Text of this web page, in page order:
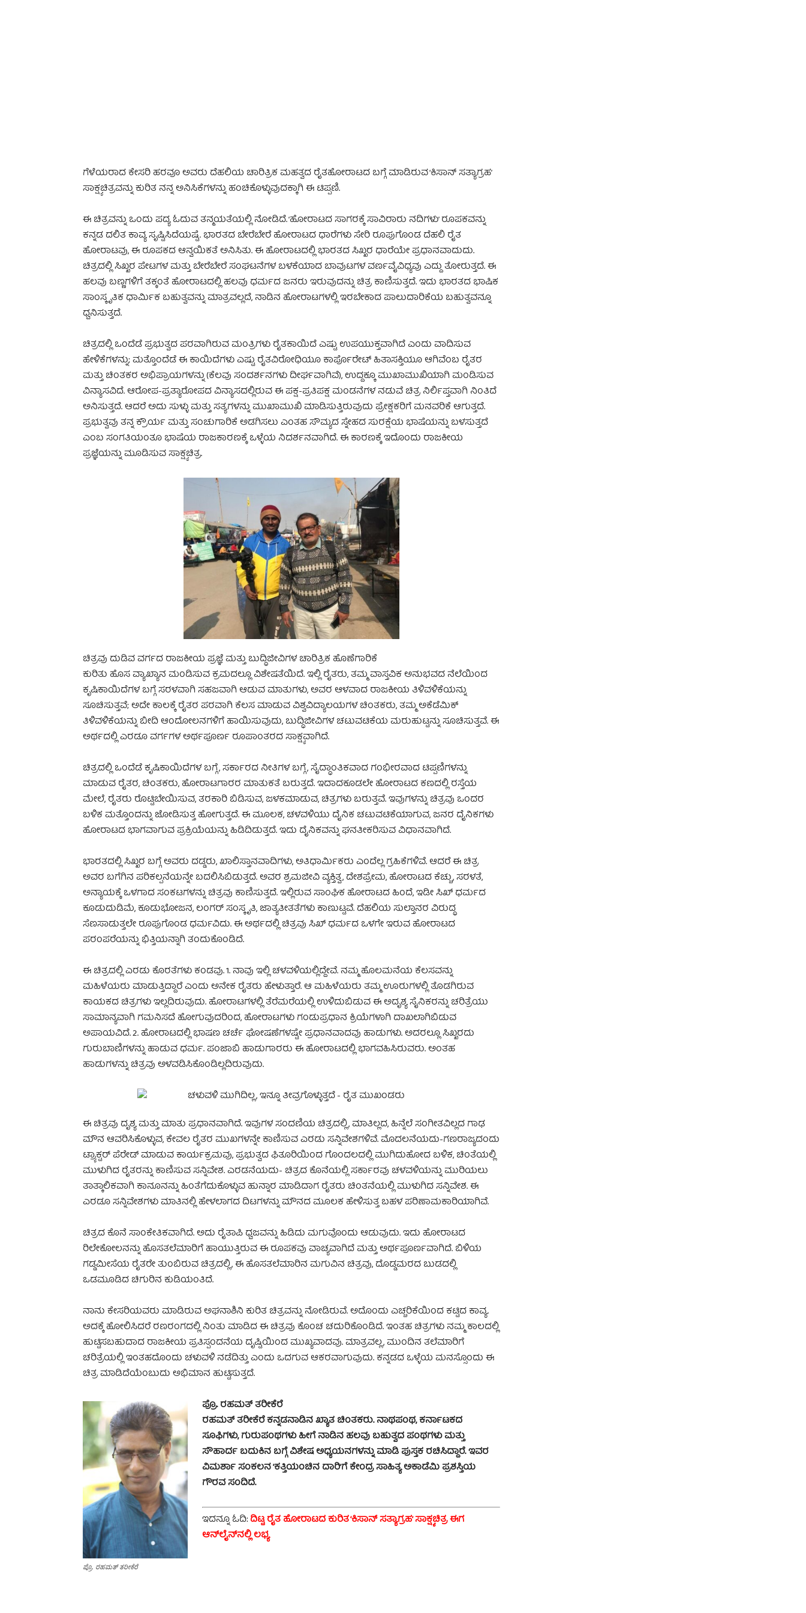
ಗೆಳೆಯರಾದ ಕೇಸರಿ ಹರವೂ ಅವರು ದೆಹಲಿಯ ಚಾರಿತ್ರಿಕ ಮಹತ್ವದ ರೈತಹೋರಾಟದ ಬಗ್ಗೆ ಮಾಡಿರುವ ‘ಕಿಸಾನ್ ಸತ್ಯಾಗ್ರಹ’
ಸಾಕ್ಷ್ಯಚಿತ್ರವನ್ನು ಕುರಿತ ನನ್ನ ಅನಿಸಿಕೆಗಳನ್ನು ಹಂಚಿಕೊಳ್ಳುವುದಕ್ಕಾಗಿ ಈ ಟಿಪ್ಪಣಿ.
ಈ ಚಿತ್ರವನ್ನು ಒಂದು ಪದ್ಯ ಓದುವ ತನ್ಮಯತೆಯಲ್ಲಿ ನೋಡಿದೆ. ‘ಹೋರಾಟದ ಸಾಗರಕ್ಕೆ ಸಾವಿರಾರು ನದಿಗಳು’ ರೂಪಕವನ್ನು
ಕನ್ನಡ ದಲಿತ ಕಾವ್ಯ ಸೃಷ್ಟಿಸಿದೆಯಷ್ಟೆ. ಭಾರತದ ಬೇರೆಬೇರೆ ಹೋರಾಟದ ಧಾರೆಗಳು ಸೇರಿ ರೂಪುಗೊಂಡ ದೆಹಲಿ ರೈತ
ಹೋರಾಟವು, ಈ ರೂಪಕದ ಆನ್ವಯಿಕತೆ ಅನಿಸಿತು. ಈ ಹೋರಾಟದಲ್ಲಿ ಭಾರತದ ಸಿಖ್ಖರ ಧಾರೆಯೇ ಪ್ರಧಾನವಾದುದು.
ಚಿತ್ರದಲ್ಲಿ ಸಿಖ್ಖರ ಪೇಟಗಳ ಮತ್ತು ಬೇರೆಬೇರೆ ಸಂಘಟನೆಗಳ ಬಳಕೆಯಾದ ಬಾವುಟಗಳ ವರ್ಣವೈವಿಧ್ಯವು ಎದ್ದು ತೋರುತ್ತದೆ. ಈ
ಹಲವು ಬಣ್ಣಗಳಿಗೆ ತಕ್ಕಂತೆ ಹೋರಾಟದಲ್ಲಿ ಹಲವು ಧರ್ಮದ ಜನರು ಇರುವುದನ್ನು ಚಿತ್ರ ಕಾಣಿಸುತ್ತದೆ. ಇದು ಭಾರತದ ಭಾಷಿಕ
ಸಾಂಸ್ಕೃತಿಕ ಧಾರ್ಮಿಕ ಬಹುತ್ವವನ್ನು ಮಾತ್ರವಲ್ಲದೆ, ನಾಡಿನ ಹೋರಾಟಗಳಲ್ಲಿ ಇರಬೇಕಾದ ಪಾಲುದಾರಿಕೆಯ ಬಹುತ್ವವನ್ನೂ
ಧ್ವನಿಸುತ್ತದೆ.
ಚಿತ್ರದಲ್ಲಿ ಒಂದೆಡೆ ಪ್ರಭುತ್ವದ ಪರವಾಗಿರುವ ಮಂತ್ರಿಗಳು ರೈತಕಾಯಿದೆ ಎಷ್ಟು ಉಪಯುಕ್ತವಾಗಿದೆ ಎಂದು ವಾದಿಸುವ
ಹೇಳಿಕೆಗಳನ್ನು; ಮತ್ತೊಂದೆಡೆ ಈ ಕಾಯಿದೆಗಳು ಎಷ್ಟು ರೈತವಿರೋಧಿಯೂ ಕಾರ್ಪೊರೇಟ್ ಹಿತಾಸಕ್ತಿಯೂ ಆಗಿವೆಂಬ ರೈತರ
ಮತ್ತು ಚಿಂತಕರ ಅಭಿಪ್ರಾಯಗಳನ್ನು (ಕೆಲವು ಸಂದರ್ಶನಗಳು ದೀರ್ಘವಾಗಿವೆ), ಉದ್ದಕ್ಕೂ ಮುಖಾಮುಖಿಯಾಗಿ ಮಂಡಿಸುವ
ವಿನ್ಯಾಸವಿದೆ. ಆರೋಪ-ಪ್ರತ್ಯಾರೋಪದ ವಿನ್ಯಾಸದಲ್ಲಿರುವ ಈ ಪಕ್ಷ-ಪ್ರತಿಪಕ್ಷ ಮಂಡನೆಗಳ ನಡುವೆ ಚಿತ್ರ ನಿರ್ಲಿಪ್ತವಾಗಿ ನಿಂತಿದೆ
ಅನಿಸುತ್ತದೆ. ಆದರೆ ಅದು ಸುಳ್ಳು ಮತ್ತು ಸತ್ಯಗಳನ್ನು ಮುಖಾಮುಖಿ ಮಾಡಿಸುತ್ತಿರುವುದು ಪ್ರೇಕ್ಷಕರಿಗೆ ಮನವರಿಕೆ ಆಗುತ್ತದೆ.
ಪ್ರಭುತ್ವವು ತನ್ನ ಕ್ರೌರ್ಯ ಮತ್ತು ಸಂಚುಗಾರಿಕೆ ಅಡಗಿಸಲು ಎಂತಹ ಸೌಮ್ಯದ ಸ್ನೇಹದ ಸುರಕ್ಷೆಯ ಭಾಷೆಯನ್ನು ಬಳಸುತ್ತದೆ
ಎಂಬ ಸಂಗತಿಯಂತೂ ಭಾಷೆಯ ರಾಜಕಾರಣಕ್ಕೆ ಒಳ್ಳೆಯ ನಿದರ್ಶನವಾಗಿದೆ. ಈ ಕಾರಣಕ್ಕೆ ಇದೊಂದು ರಾಜಕೀಯ
ಪ್ರಜ್ಞೆಯನ್ನು ಮೂಡಿಸುವ ಸಾಕ್ಷ್ಯಚಿತ್ರ.
ಚಿತ್ರವು ದುಡಿವ ವರ್ಗದ ರಾಜಕೀಯ ಪ್ರಜ್ಞೆ ಮತ್ತು ಬುದ್ಧಿಜೀವಿಗಳ ಚಾರಿತ್ರಿಕ ಹೊಣೆಗಾರಿಕೆ
ಕುರಿತು ಹೊಸ ವ್ಯಾಖ್ಯಾನ ಮಂಡಿಸುವ ಕ್ರಮದಲ್ಲೂ ವಿಶೇಷತೆಯಿದೆ. ಇಲ್ಲಿ ರೈತರು, ತಮ್ಮ ವಾಸ್ತವಿಕ ಅನುಭವದ ನೆಲೆಯಿಂದ
ಕೃಷಿಕಾಯಿದೆಗಳ ಬಗ್ಗೆ ಸರಳವಾಗಿ ಸಹಜವಾಗಿ ಆಡುವ ಮಾತುಗಳು, ಅವರ ಆಳವಾದ ರಾಜಕೀಯ ತಿಳಿವಳಿಕೆಯನ್ನು
ಸೂಚಿಸುತ್ತವೆ; ಅದೇ ಕಾಲಕ್ಕೆ ರೈತರ ಪರವಾಗಿ ಕೆಲಸ ಮಾಡುವ ವಿಶ್ವವಿದ್ಯಾಲಯಗಳ ಚಿಂತಕರು, ತಮ್ಮ ಅಕೆಡೆಮಿಕ್
ತಿಳಿವಳಿಕೆಯನ್ನು ಬೀದಿ ಆಂದೋಲನಗಳಿಗೆ ಹಾಯಿಸುವುದು, ಬುದ್ಧಿಜೀವಿಗಳ ಚಟುವಟಿಕೆಯ ಮರುಹುಟ್ಟನ್ನು ಸೂಚಿಸುತ್ತವೆ. ಈ
ಅರ್ಥದಲ್ಲಿ ಎರಡೂ ವರ್ಗಗಳ ಅರ್ಥಪೂರ್ಣ ರೂಪಾಂತರದ ಸಾಕ್ಷ್ಯವಾಗಿದೆ.
ಚಿತ್ರದಲ್ಲಿ ಒಂದೆಡೆ ಕೃಷಿಕಾಯಿದೆಗಳ ಬಗ್ಗೆ, ಸರ್ಕಾರದ ನೀತಿಗಳ ಬಗ್ಗೆ, ಸೈದ್ಧಾಂತಿಕವಾದ ಗಂಭೀರವಾದ ಟಿಪ್ಪಣಿಗಳನ್ನು
ಮಾಡುವ ರೈತರ, ಚಿಂತಕರು, ಹೋರಾಟಗಾರರ ಮಾತುಕತೆ ಬರುತ್ತದೆ. ಇದಾದಕೂಡಲೇ ಹೋರಾಟದ ಕಣದಲ್ಲಿ ರಸ್ತೆಯ
ಮೇಲೆ, ರೈತರು ರೊಟ್ಟಿಬೇಯಿಸುವ, ತರಕಾರಿ ಬಿಡಿಸುವ, ಜಳಕಮಾಡುವ, ಚಿತ್ರಗಳು ಬರುತ್ತವೆ. ಇವುಗಳನ್ನು ಚಿತ್ರವು ಒಂದರ
ಬಳಿಕ ಮತ್ತೊಂದನ್ನು ಜೋಡಿಸುತ್ತ ಹೋಗುತ್ತದೆ. ಈ ಮೂಲಕ, ಚಳವಳಿಯು ದೈನಿಕ ಚಟುವಟಿಕೆಯಾಗುವ, ಜನರ ದೈನಿಕಗಳು
ಹೋರಾಟದ ಭಾಗವಾಗುವ ಪ್ರಕ್ರಿಯೆಯನ್ನು ಹಿಡಿದಿಡುತ್ತದೆ. ಇದು ದೈನಿಕವನ್ನು ಘನತೀಕರಿಸುವ ವಿಧಾನವಾಗಿದೆ.
ಭಾರತದಲ್ಲಿ ಸಿಖ್ಖರ ಬಗ್ಗೆ ಅವರು ದಡ್ಡರು, ಖಾಲಿಸ್ತಾನವಾದಿಗಳು, ಅತಿಧಾರ್ಮಿಕರು ಎಂದೆಲ್ಲ ಗ್ರಹಿಕೆಗಳಿವೆ. ಆದರೆ ಈ ಚಿತ್ರ
ಅವರ ಬಗೆಗಿನ ಪರಿಕಲ್ಪನೆಯನ್ನೇ ಬದಲಿಸಿಬಿಡುತ್ತದೆ. ಅವರ ಶ್ರಮಜೀವಿ ವ್ಯಕ್ತಿತ್ವ, ದೇಶಪ್ರೇಮ, ಹೋರಾಟದ ಕೆಚ್ಚು, ಸರಳತೆ,
ಅನ್ಯಾಯಕ್ಕೆ ಒಳಗಾದ ಸಂಕಟಗಳನ್ನು ಚಿತ್ರವು ಕಾಣಿಸುತ್ತದೆ. ಇಲ್ಲಿರುವ ಸಾಂಘಿಕ ಹೋರಾಟದ ಹಿಂದೆ, ಇಡೀ ಸಿಖ್ ಧರ್ಮದ
ಕೂಡುದುಡಿಮೆ, ಕೂಡುಭೋಜನ, ಲಂಗರ್ ಸಂಸ್ಕೃತಿ, ಜಾತ್ಯತೀತತೆಗಳು ಕಾಣುಟ್ಟವೆ. ದೆಹಲಿಯ ಸುಲ್ತಾನರ ವಿರುದ್ಧ
ಸೆಣಸಾಡುತ್ತಲೇ ರೂಪುಗೊಂಡ ಧರ್ಮವಿದು. ಈ ಅರ್ಥದಲ್ಲಿ ಚಿತ್ರವು ಸಿಖ್ ಧರ್ಮದ ಒಳಗೇ ಇರುವ ಹೋರಾಟದ
ಪರಂಪರೆಯನ್ನು ಭಿತ್ತಿಯನ್ನಾಗಿ ತಂದುಕೊಂಡಿದೆ.
ಈ ಚಿತ್ರದಲ್ಲಿ ಎರಡು ಕೊರತೆಗಳು ಕಂಡವು. 1. ನಾವು ಇಲ್ಲಿ ಚಳವಳಿಯಲ್ಲಿದ್ದೇವೆ. ನಮ್ಮ ಹೊಲಮನೆಯ ಕೆಲಸವನ್ನು
ಮಹಿಳೆಯರು ಮಾಡುತ್ತಿದ್ದಾರೆ ಎಂದು ಅನೇಕ ರೈತರು ಹೇಳುತ್ತಾರೆ. ಆ ಮಹಿಳೆಯರು ತಮ್ಮ ಊರುಗಳಲ್ಲಿ ತೊಡಗಿರುವ
ಕಾಯಕದ ಚಿತ್ರಗಳು ಇಲ್ಲದಿರುವುದು. ಹೋರಾಟಗಳಲ್ಲಿ ತೆರೆಮರೆಯಲ್ಲಿ ಉಳಿದುಬಿಡುವ ಈ ಅದೃಶ್ಯ ಸೈನಿಕರನ್ನು ಚರಿತ್ರೆಯು
ಸಾಮಾನ್ಯವಾಗಿ ಗಮನಿಸದೆ ಹೋಗುವುದರಿಂದ, ಹೋರಾಟಗಳು ಗಂಡುಪ್ರಧಾನ ಕ್ರಿಯೆಗಳಾಗಿ ದಾಖಲಾಗಿಬಿಡುವ
ಅಪಾಯವಿದೆ. 2. ಹೋರಾಟದಲ್ಲಿ ಭಾಷಣ ಚರ್ಚೆ ಘೋಷಣೆಗಳಷ್ಟೇ ಪ್ರಧಾನವಾದವು ಹಾಡುಗಳು. ಅದರಲ್ಲೂ ಸಿಖ್ಖರದು
ಗುರುಬಾಣಿಗಳನ್ನು ಹಾಡುವ ಧರ್ಮ. ಪಂಜಾಬಿ ಹಾಡುಗಾರರು ಈ ಹೋರಾಟದಲ್ಲಿ ಭಾಗವಹಿಸಿರುವರು. ಅಂತಹ
ಹಾಡುಗಳನ್ನು ಚಿತ್ರವು ಅಳವಡಿಸಿಕೊಂಡಿಲ್ಲದಿರುವುದು.
ಈ ಚಿತ್ರವು ದೃಶ್ಯ ಮತ್ತು ಮಾತು ಪ್ರಧಾನವಾಗಿದೆ. ಇವುಗಳ ಸಂದಣಿಯ ಚಿತ್ರದಲ್ಲಿ, ಮಾತಿಲ್ಲದ, ಹಿನ್ನೆಲೆ ಸಂಗೀತವಿಲ್ಲದ ಗಾಢ
ಮೌನ ಆವರಿಸಿಕೊಳ್ಳುವ, ಕೇವಲ ರೈತರ ಮುಖಗಳನ್ನೇ ಕಾಣಿಸುವ ಎರಡು ಸನ್ನಿವೇಶಗಳಿವೆ. ಮೊದಲನೆಯದು-ಗಣರಾಜ್ಯದಂದು
ಟ್ರ್ಯಾಕ್ಟರ್ ಪೆರೇಡ್ ಮಾಡುವ ಕಾರ್ಯಕ್ರಮವು, ಪ್ರಭುತ್ವದ ಫಿತೂರಿಯಿಂದ ಗೊಂದಲದಲ್ಲಿ ಮುಗಿದುಹೋದ ಬಳಿಕ, ಚಿಂತೆಯಲ್ಲಿ
ಮುಳುಗಿದ ರೈತರನ್ನು ಕಾಣಿಸುವ ಸನ್ನಿವೇಶ. ಎರಡನೆಯದು- ಚಿತ್ರದ ಕೊನೆಯಲ್ಲಿ ಸರ್ಕಾರವು ಚಳವಳಿಯನ್ನು ಮುರಿಯಲು
ತಾತ್ಕಾಲಿಕವಾಗಿ ಕಾನೂನನ್ನು ಹಿಂತೆಗೆದುಕೊಳ್ಳುವ ಹುನ್ನಾರ ಮಾಡಿದಾಗ ರೈತರು ಚಿಂತನೆಯಲ್ಲಿ ಮುಳುಗಿದ ಸನ್ನಿವೇಶ. ಈ
ಎರಡೂ ಸನ್ನಿವೇಶಗಳು ಮಾತಿನಲ್ಲಿ ಹೇಳಲಾಗದ ದಿಟಗಳನ್ನು ಮೌನದ ಮೂಲಕ ಹೇಳಿಸುತ್ತ ಬಹಳ ಪರಿಣಾಮಕಾರಿಯಾಗಿವೆ.
ಚಿತ್ರದ ಕೊನೆ ಸಾಂಕೇತಿಕವಾಗಿದೆ. ಅದು ರೈತಾಪಿ ಧ್ವಜವನ್ನು ಹಿಡಿದು ಮಗುವೊಂದು ಆಡುವುದು. ಇದು ಹೋರಾಟದ
ರಿಲೇಕೋಲನನ್ನು ಹೊಸತಲೆಮಾರಿಗೆ ಹಾಯುತ್ತಿರುವ ಈ ರೂಪಕವು ವಾಚ್ಯವಾಗಿದೆ ಮತ್ತು ಅರ್ಥಪೂರ್ಣವಾಗಿದೆ. ಬಿಳಿಯ
ಗಡ್ಡಮೀಸೆಯ ರೈತರೇ ತುಂಬಿರುವ ಚಿತ್ರದಲ್ಲಿ, ಈ ಹೊಸತಲೆಮಾರಿನ ಮಗುವಿನ ಚಿತ್ರವು, ದೊಡ್ಡಮರದ ಬುಡದಲ್ಲಿ
ಒಡಮೂಡಿದ ಚಿಗುರಿನ ಕುಡಿಯಂತಿದೆ.
ನಾನು ಕೇಸರಿಯವರು ಮಾಡಿರುವ ಅಘನಾಶಿನಿ ಕುರಿತ ಚಿತ್ರವನ್ನು ನೋಡಿರುವೆ. ಅದೊಂದು ಎಚ್ಚರಿಕೆಯಿಂದ ಕಟ್ಟಿದ ಕಾವ್ಯ.
ಅದಕ್ಕೆ ಹೋಲಿಸಿದರೆ ರಣರಂಗದಲ್ಲಿ ನಿಂತು ಮಾಡಿದ ಈ ಚಿತ್ರವು ಕೊಂಚ ಚದುರಿಕೊಂಡಿದೆ. ಇಂತಹ ಚಿತ್ರಗಳು ನಮ್ಮ ಕಾಲದಲ್ಲಿ
ಹುಟ್ಟಿಸಬಹುದಾದ ರಾಜಕೀಯ ಪ್ರತಿಸ್ಪಂದನೆಯ ದೃಷ್ಟಿಯಿಂದ ಮುಖ್ಯವಾದವು. ಮಾತ್ರವಲ್ಲ, ಮುಂದಿನ ತಲೆಮಾರಿಗೆ
ಚರಿತ್ರೆಯಲ್ಲಿ ಇಂತಹದೊಂದು ಚಳುವಳಿ ನಡೆದಿತ್ತು ಎಂದು ಒದಗುವ ಆಕರವಾಗುವುದು. ಕನ್ನಡದ ಒಳ್ಳೆಯ ಮನಸ್ಸೊಂದು ಈ
ಚಿತ್ರ ಮಾಡಿದೆಯೆಂಬುದು ಅಭಿಮಾನ ಹುಟ್ಟಿಸುತ್ತದೆ.
ಪ್ರೊ. ರಹಮತ್ ತರೀಕೆರೆ
ಪ್ರೊ. ರಹಮತ್ ತರೀಕೆರೆ
ರಹಮತ್ ತರೀಕೆರೆ ಕನ್ನಡನಾಡಿನ ಖ್ಯಾತ ಚಿಂತಕರು. ನಾಥಪಂಥ, ಕರ್ನಾಟಕದ
ಸೂಫಿಗಳು, ಗುರುಪಂಥಗಳು ಹೀಗೆ ನಾಡಿನ ಹಲವು ಬಹುತ್ವದ ಪಂಥಗಳು ಮತ್ತು
ಸೌಹಾರ್ದ ಬದುಕಿನ ಬಗ್ಗೆ ವಿಶೇಷ ಅಧ್ಯಯನಗಳನ್ನು ಮಾಡಿ ಪುಸ್ತಕ ರಚಿಸಿದ್ದಾರೆ. ಇವರ
ವಿಮರ್ಶಾ ಸಂಕಲನ ’ಕತ್ತಿಯಂಚಿನ ದಾರಿ’ಗೆ ಕೇಂದ್ರ ಸಾಹಿತ್ಯ ಅಕಾಡೆಮಿ ಪ್ರಶಸ್ತಿಯ
ಗೌರವ ಸಂದಿದೆ.
ಇದನ್ನೂ ಓದಿ:ದಿಟ್ಟ ರೈತ ಹೋರಾಟದ ಕುರಿತ ‘ಕಿಸಾನ್ ಸತ್ಯಾಗ್ರಹ’ ಸಾಕ್ಷ್ಯಚಿತ್ರ ಈಗ
ಆನ್‌ಲೈನ್‌ನಲ್ಲಿ ಲಭ್ಯ